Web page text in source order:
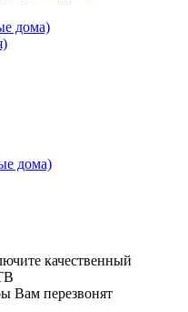
дома)
дома)
качественный
Вам перезвонят